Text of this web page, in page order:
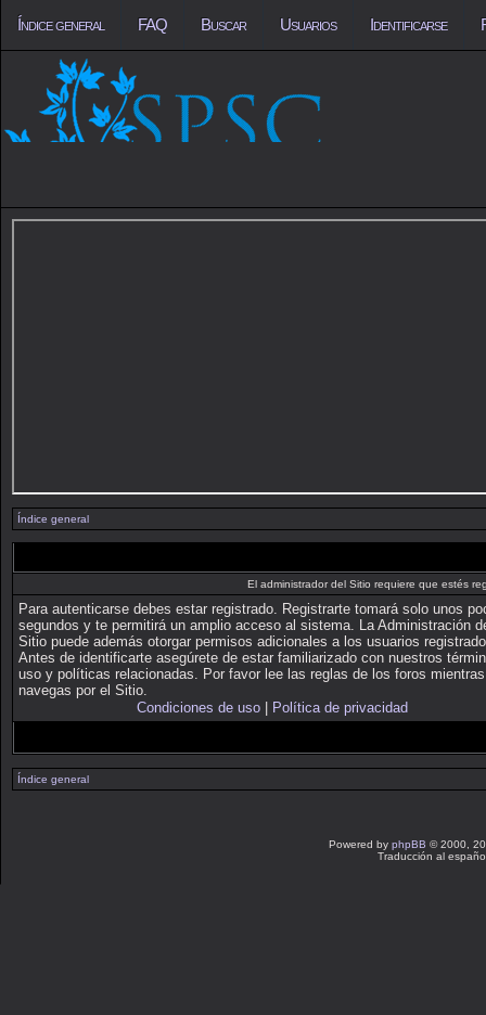
Índice general FAQ Buscar Usuarios Identificarse
Índice general
El administrador del Sitio requiere que estés
Para autenticarse debes estar registrado. Registrarte tomará solo unos
segundos y te permitirá un amplio acceso al sistema. La Administración
Sitio puede además otorgar permisos adicionales a los usuarios
Antes de identificarte asegúrete de estar familiarizado con nuestros
uso y políticas relacionadas. Por favor lee las reglas de los foros mientras
navegas por el Sitio.
Condiciones de uso| Política de privacidad
Índice general
Powered by phpBB © 2000,
Traducción al